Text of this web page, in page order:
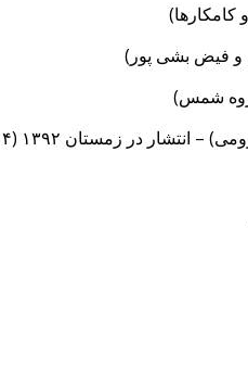
و فیض بشی پور)
شمس)
در زمستان ۱۳۹۲ (۲۰۱۴)